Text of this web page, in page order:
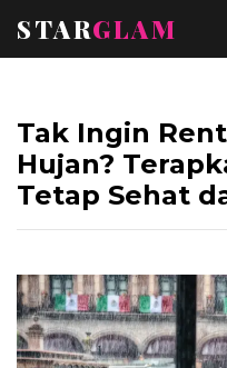
STARGLAM
Tak Ingin
Hujan?
Tetap Sehat